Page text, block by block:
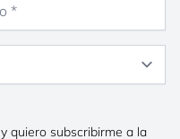
y quiero subscribirme a la